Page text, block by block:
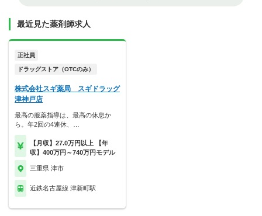
最近見た薬剤師求人
正社員
ドラッグストア（OTCのみ）
株式会社スギ薬局 スギドラッグ
津神戸店
最高の服薬指導は、最高の休息か
ら。年2回の4連休、…
【月収】27.0万円以上 【年
収】400万円～740万円モデル
三重県 津市
近鉄名古屋線 津新町駅